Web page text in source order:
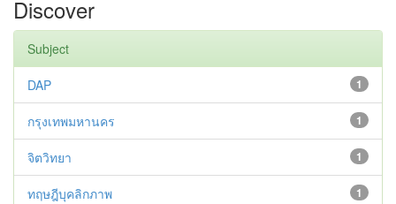
Discover
Subject
1
DAP
1
กรุงเทพมหานคร
1
จิตวิทยา
1
ทฤษฎีบุคลิกภาพ